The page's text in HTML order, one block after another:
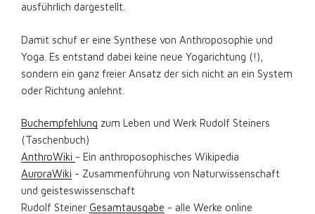
ausführlich dargestellt.
Damit schuf er eine Synthese von Anthroposophie und
Yoga. Es entstand dabei keine neue Yogarichtung (!),
sondern ein ganz freier Ansatz der sich nicht an ein System
oder Richtung anlehnt.
Buchempfehlung zum Leben und Werk Rudolf Steiners
(Taschenbuch)
AnthroWiki - Ein anthroposophisches Wikipedia
AuroraWiki - Zusammenführung von Naturwissenschaft
und geisteswissenschaft
Rudolf Steiner Gesamtausgabe - alle Werke online